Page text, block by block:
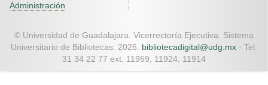
Administración
© Universidad de Guadalajara. Vicerrectoría Ejecutiva. Sistema
Universitario de Bibliotecas. 2026. bibliotecadigital@udg.mx - Tel.
31 34 22 77 ext. 11959, 11924, 11914